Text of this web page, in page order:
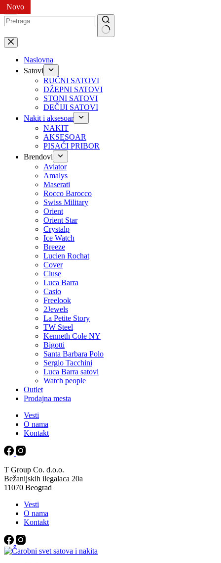
Preskoči
na
No
results
Naslovna
Satovi
RUČNI SATOVI
DŽEPNI SATOVI
STONI SATOVI
DEČIJI SATOVI
Nakit i aksesoar
NAKIT
AKSESOAR
PISAĆI PRIBOR
Brendovi
Aviator
Amalys
Maserati
Rocco Barocco
Swiss Military
Orient
Orient Star
Crystalp
Ice Watch
Breeze
Lucien Rochat
Cover
Cluse
Luca Barra
Casio
Freelook
2Jewels
La Petite Story
TW Steel
Kenneth Cole NY
Bigotti
Santa Barbara Polo
Sergio Tacchini
Luca Barra satovi
Watch people
Outlet
Prodajna mesta
Vesti
O nama
Kontakt
T Group Co. d.o.o.
Bežanijskih ilegalaca 20a
11070 Beograd
Vesti
O nama
Kontakt
Novo
Novo
Novo
Novo
Novo